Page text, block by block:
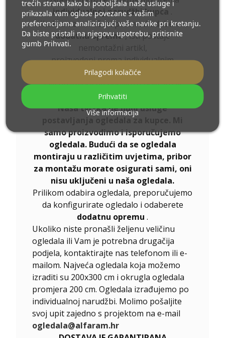
individualnoj narudžbi kupca
Ukoliko uz naručeni proizvod odaberete
dodatnu opremu, isti postaje
proizvedeni prema individualnim
specifikacijama Potrošača
Ovi proizvodi ne podliježu povratu ili
zamjeni.
Naša tvrtka ne nudi usluge
postavljanja ogledala za kupce. Mi
samo proizvodimo i isporučujemo
ogledala. Budući da se ogledala
montiraju u različitim uvjetima, pribor
za montažu morate osigurati sami, oni
nisu uključeni u naša ogledala.
Prilikom odabira ogledala, preporučujemo
da konfigurirate ogledalo i odaberete
dodatnu opremu .
Ukoliko niste pronašli željenu veličinu
ogledala ili Vam je potrebna drugačija
podjela, kontaktirajte nas telefonom ili e-
mailom. Najveća ogledala koja možemo
izraditi su 200x300 cm i okrugla ogledala
promjera 200 cm. Ogledala izrađujemo po
individualnoj narudžbi. Molimo pošaljite
svoj upit zajedno s projektom na e-mail
ogledala@alfaram.hr
trećih strana kako bi poboljšala naše usluge i
prikazala vam oglase povezane s vašim
preferencijama analizirajući vaše navike pri kretanju.
Da biste pristali na njegovu upotrebu, pritisnite
gumb Prihvati.
Više informacija
Prilagodi kolačiće
Prihvatiti